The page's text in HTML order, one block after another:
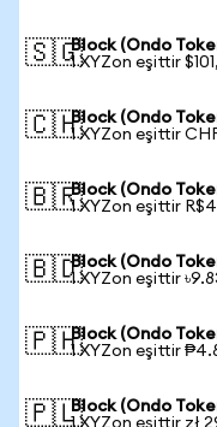
🇸🇬Block (Ondo
1 XYZon eşittir
🇨🇭Block (Ondo
1 XYZon eşittir
🇧🇷Block (Ondo
1 XYZon eşittir
🇧🇩Block (Ondo
1 XYZon eşittir
🇵🇭Block (Ondo
1 XYZon eşittir
🇵🇱Block (Ondo
1 XYZon eşittir zł